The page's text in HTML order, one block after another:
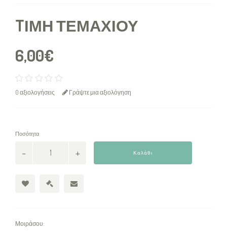
TΙΜΉ ΤΕΜΑΧΊΟΥ
6,00€
0 αξιολογήσεις Γράψτε μια αξιολόγηση
Ποσότητα
Καλάθι
Μοιράσου: